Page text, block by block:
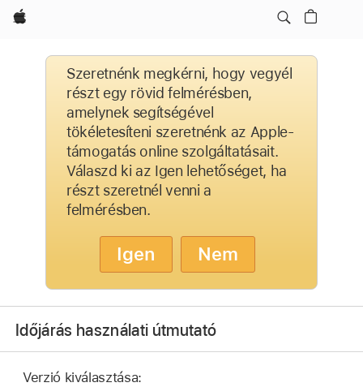
Apple
Szeretnénk megkérni, hogy vegyél
részt egy rövid felmérésben,
amelynek segítségével
tökéletesíteni szeretnénk az Apple-
támogatás online szolgáltatásait.
Válaszd ki az Igen lehetőséget, ha
részt szeretnél venni a
felmérésben.
Igen Nem
Időjárás használati útmutató
Verzió kiválasztása: